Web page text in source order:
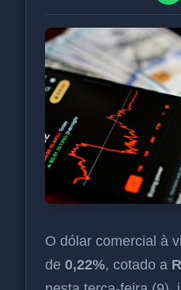
O dólar comercial à
de 0,22%, cotado a